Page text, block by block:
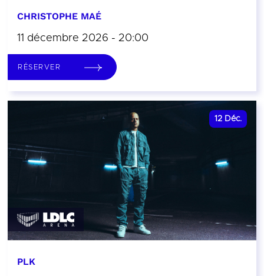
CHRISTOPHE MAÉ
11 décembre 2026 - 20:00
RÉSERVER
12 Déc.
PLK